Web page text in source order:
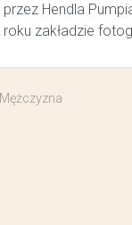
przez Hendla
roku zakładzie
Mężczyzna